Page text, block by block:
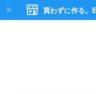
買わずに作る。